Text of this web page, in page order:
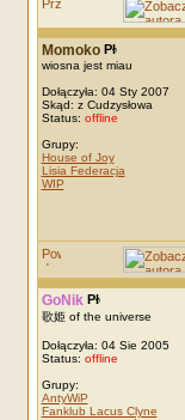
Momoko
wiosna jest miau
Dołączyła: 04 Sty 2007
Skąd: z Cudzysłowa
Status: offline
Grupy:
House of Joy
Lisia Federacja
WIP
GoNik
歌姫 of the universe
Dołączyła: 04 Sie 2005
Status: offline
Grupy:
AntyWiP
Fanklub Lacus Clyne